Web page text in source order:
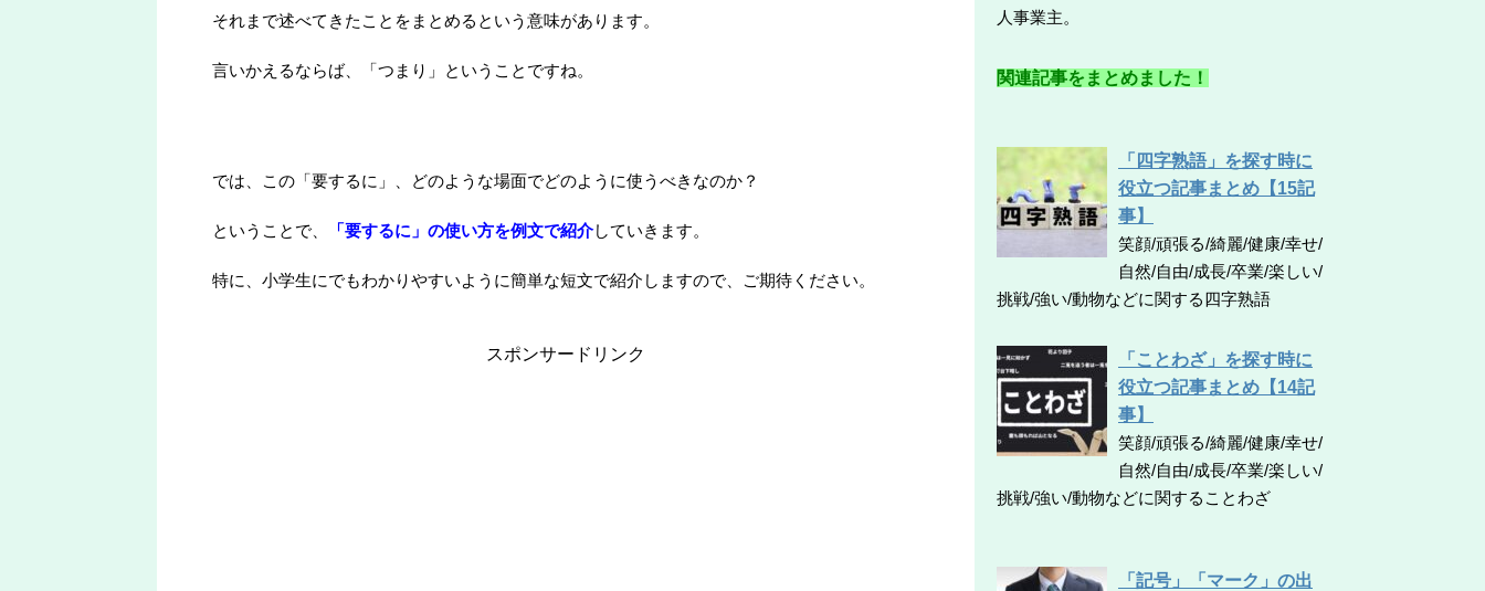
それまで述べてきたことをまとめるという意味があります。
言いかえるならば、「つまり」ということですね。
では、この「要するに」、どのような場面でどのように使うべきなのか？
ということで、 「要するに」の使い方を例文で紹介していきます。
特に、小学生にでもわかりやすいように簡単な短文で紹介しますので、ご期待ください。
スポンサードリンク
人事業主。
関連記事をまとめました！
「四字熟語」を探す時に
役立つ記事まとめ【15記
事】
笑顔/頑張る/綺麗/健康/幸せ/
自然/自由/成長/卒業/楽しい/
挑戦/強い/動物などに関する四字熟語
「ことわざ」を探す時に
役立つ記事まとめ【14記
事】
笑顔/頑張る/綺麗/健康/幸せ/
自然/自由/成長/卒業/楽しい/
挑戦/強い/動物などに関することわざ
「記号」「マーク」の出